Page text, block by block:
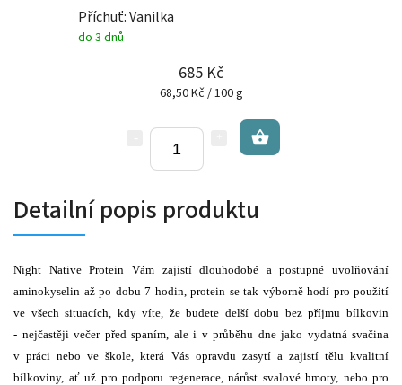
Příchuť: Vanilka
do 3 dnů
685 Kč
68,50 Kč / 100 g
Detailní popis produktu
Night Native Protein Vám zajistí dlouhodobé a postupné uvolňování
aminokyselin až po dobu 7 hodin, protein se tak výborně hodí pro použití
ve všech situacích, kdy víte, že budete delší dobu bez příjmu bílkovin
- nejčastěji večer před spaním, ale i v průběhu dne jako vydatná svačina
v práci nebo ve škole, která Vás opravdu zasytí a zajistí tělu kvalitní
bílkoviny, ať už pro podporu regenerace, nárůst svalové hmoty, nebo pro